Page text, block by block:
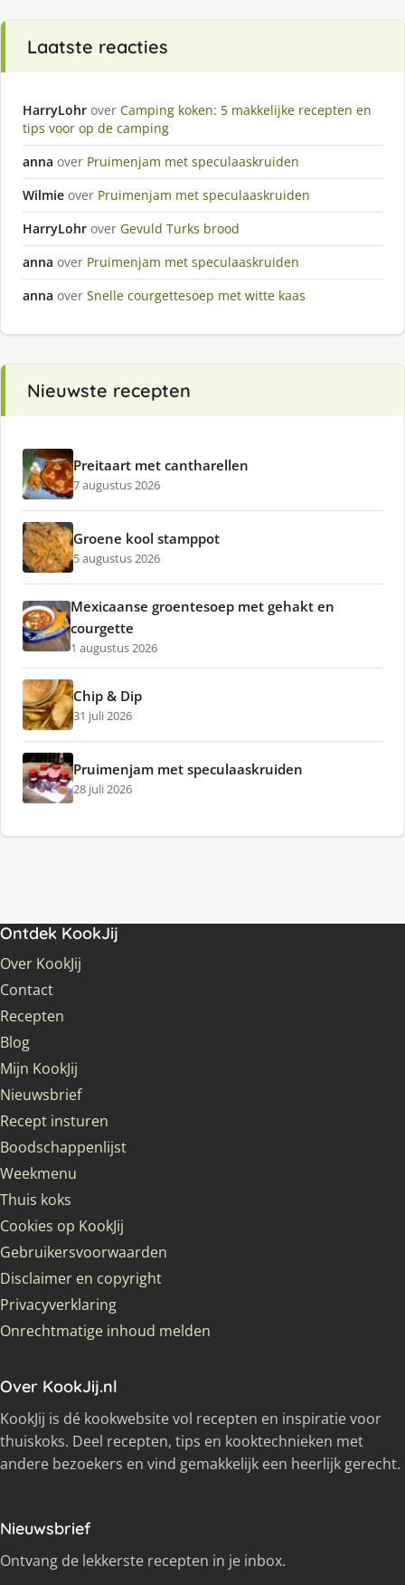
Laatste reacties
HarryLohr over Camping koken: 5 makkelijke recepten en
tips voor op de camping
anna over Pruimenjam met speculaaskruiden
Wilmie over Pruimenjam met speculaaskruiden
HarryLohr over Gevuld Turks brood
anna over Pruimenjam met speculaaskruiden
anna over Snelle courgettesoep met witte kaas
Nieuwste recepten
Preitaart met cantharellen
7 augustus 2026
Groene kool stamppot
5 augustus 2026
Mexicaanse groentesoep met gehakt en
courgette
1 augustus 2026
Chip & Dip
31 juli 2026
Pruimenjam met speculaaskruiden
28 juli 2026
Ontdek KookJij
Over KookJij
Contact
Recepten
Blog
Mijn KookJij
Nieuwsbrief
Recept insturen
Boodschappenlijst
Weekmenu
Thuis koks
Cookies op KookJij
Gebruikersvoorwaarden
Disclaimer en copyright
Privacyverklaring
Onrechtmatige inhoud melden
Over KookJij.nl
KookJij is dé kookwebsite vol recepten en inspiratie voor
thuiskoks. Deel recepten, tips en kooktechnieken met
andere bezoekers en vind gemakkelijk een heerlijk gerecht.
Nieuwsbrief
Ontvang de lekkerste recepten in je inbox.